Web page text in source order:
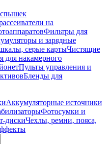
на
Фильтры для
и зарядные
серые картыЧистящие
для накамерного
Пульты управления и
Бленды для
Аккумуляторные источники
Фотосумки и
дискиЧехлы, ремни, пояса,